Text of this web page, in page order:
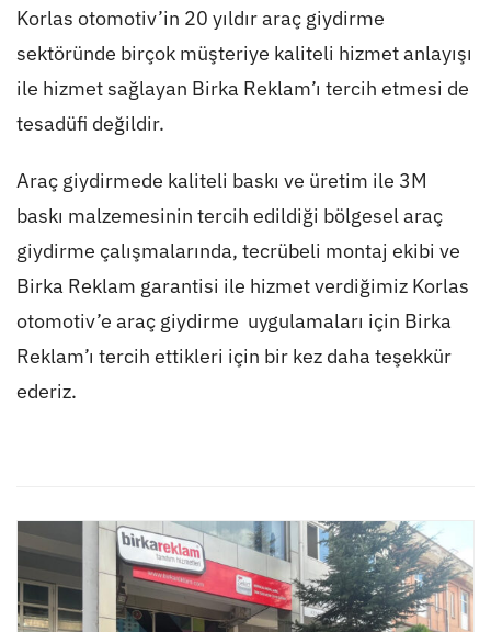
Korlas otomotiv’in 20 yıldır araç giydirme
sektöründe birçok müşteriye kaliteli hizmet anlayışı
ile hizmet sağlayan Birka Reklam’ı tercih etmesi de
tesadüfi değildir.
Araç giydirmede kaliteli baskı ve üretim ile 3M
baskı malzemesinin tercih edildiği bölgesel araç
giydirme çalışmalarında, tecrübeli montaj ekibi ve
Birka Reklam garantisi ile hizmet verdiğimiz Korlas
otomotiv’e araç giydirme uygulamaları için Birka
Reklam’ı tercih ettikleri için bir kez daha teşekkür
ederiz.